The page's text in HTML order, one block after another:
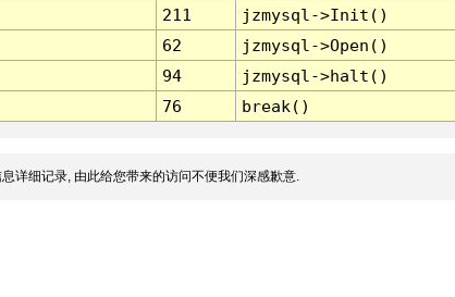
211
jzmysql->Init()
62
jzmysql->Open()
94
jzmysql->halt()
76 break()
详细记录, 由此给您带来的访问不便我们深感歉意.